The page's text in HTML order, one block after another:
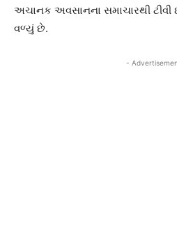
અચાનક અવસાનના સમાચારથી ટીવી
વળ્યું છે.
-